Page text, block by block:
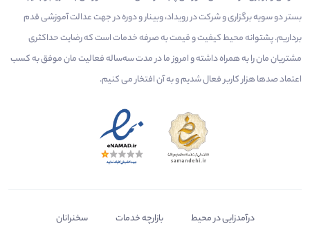
بستر دو سویه برگزاری و شرکت در رویداد، وبینار و دوره در جهت عدالت آموزشی قدم
برداریم. پشتوانه محیط کیفیت و قیمت به صرفه خدمات است که رضایت حداکثری
مشتریان مان را به همراه داشته و امروز ما در مدت سه‌ساله فعالیت مان موفق به کسب
اعتماد صدها هزار کاربر فعال شدیم و به آن افتخار می‌ کنیم.
درآمدزایی در محیط بازارچه خدمات
سخنرانان